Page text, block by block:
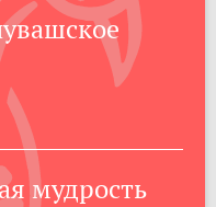
мудрость